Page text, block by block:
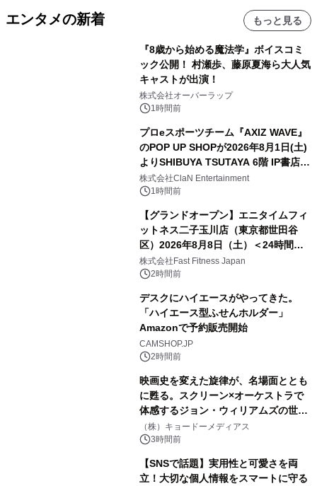
エンタメの新着 もっと見る
『8歳から始める魔法学』ボイスコミ
ック公開！ 村瀬歩、藤原夏海ら大人気
キャストが出演！
株式会社オーバーラップ
1時間前
プロeスポーツチーム『AXIZ WAVE』
のPOP UP SHOPが2026年8月1日(土)
よりSHIBUYA TSUTAYA 6階 IP書店で
開催決定！！
株式会社ClaN Entertainment
1時間前
【グランドオープン】エニタイムフィ
ットネス二子玉川店（東京都世田谷
区）2026年8月8日（土）＜24時間年
中無休のフィットネスジム＞
株式会社Fast Fitness Japan
2時間前
デスクにハイエースがやってきた。
「ハイエース型ふせんホルダー」
Amazonで予約販売開始
CAMSHOP.JP
2時間前
映画史を変えた旋律が、名場面ととも
に甦る。スクリーン×オーケストラで
体感するジョン・ウィリアムズの世
界。ジョン・ウィリアムズ：シネマ・
スペクタキュラー・コンサート 開催決
（株）キョードーメディアス
3時間前
【SNSで話題】実用性と可愛さを両
立！大切な個人情報をスマートに守る